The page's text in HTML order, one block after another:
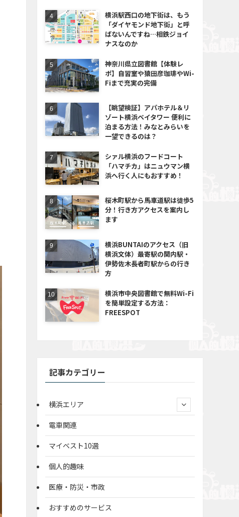
横浜駅西口の地下街は、もう
「ダイヤモンド地下街」と呼
ばないんですね…相鉄ジョイ
ナスなのか
神奈川県立図書館【体験レ
ポ】自習室や猿田彦珈琲やWi-
Fiまで充実の完備
【眺望検証】アパホテル＆リ
ゾート横浜ベイタワー 便利に
泊まる方法！みなとみらいを
一望できるのは？
シァル横浜のフードコート
「ハマチカ」はニュウマン横
浜へ行く人にもおすすめ！
桜木町駅から馬車道駅は徒歩5
分！行き方アクセスを案内し
ます
横浜BUNTAIのアクセス（旧
横浜文体）最寄駅の関内駅・
伊勢佐木長者町駅からの行き
方
横浜市中央図書館で無料Wi-Fi
を簡単設定する方法：
FREESPOT
記事カテゴリー
横浜エリア
電車関連
マイベスト10選
個人的趣味
医療・防災・市政
おすすめのサービス